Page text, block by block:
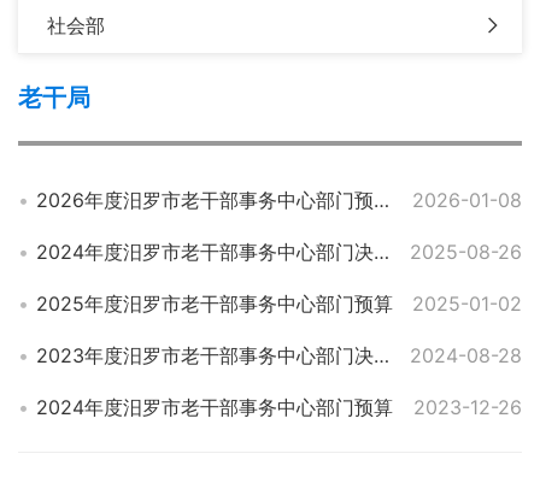
社会部
老干局
2026年度汨罗市老干部事务中心部门预算公开 2026-01-08
2024年度汨罗市老干部事务中心部门决算 2025-08-26
2025年度汨罗市老干部事务中心部门预算 2025-01-02
2023年度汨罗市老干部事务中心部门决算 2024-08-28
2024年度汨罗市老干部事务中心部门预算 2023-12-26